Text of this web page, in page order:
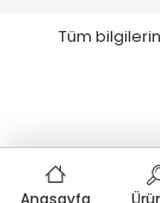
Tüm
Anasayfa